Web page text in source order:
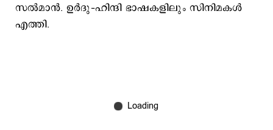
സല്‍മാന്‍. ഉര്‍ദു–ഹിന്ദി ഭാഷകളിലും സിനിമകള്‍
എത്തി.